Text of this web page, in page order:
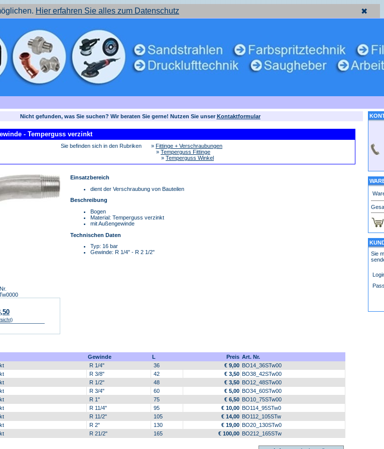
Hier erfahren Sie alles zum Datenschutz ✖
Nicht gefunden, was Sie suchen? Wir beraten Sie gerne! Nutzen Sie unserKontaktformular
- Temperguss verzinkt
Sie befinden sich in den Rubriken » Fittinge + Verschraubungen
» Temperguss Fittinge
» Temperguss Winkel
Einsatzbereich
dient der Verschraubung von Bauteilen
Beschreibung
Bogen
Material: Temperguss verzinkt
mit Außengewinde
Technischen Daten
Typ: 16 bar
Gewinde: R 1/4" - R 2 1/2"
Gewinde L Preis Art. Nr.
R 1/4" 36 € 9,00 BO14_36STw00
R 3/8" 42 € 3,50 BO38_42STw00
R 1/2" 48 € 3,50 BO12_48STw00
R 3/4" 60 € 5,00 BO34_60STw00
R 1" 75 € 6,50 BO10_75STw00
R 11/4" 95 € 10,00 BO114_95STw0
R 11/2" 105 € 14,00 BO112_105STw
R 2" 130 € 19,00 BO20_130STw0
R 21/2" 165 € 100,00 BO212_165STw
Sie